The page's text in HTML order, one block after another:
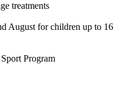
treatments
August for children up to 16
Program